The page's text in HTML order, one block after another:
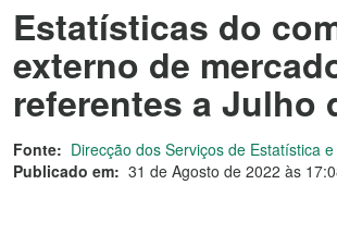
Estatísticas do
externo de
referentes a Julho
Fonte: Direcção dos Serviços de Estatística
Publicado em: 31 de Agosto de 2022 às